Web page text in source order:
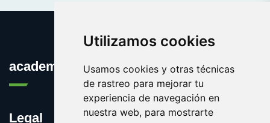
Utilizamos cookies
Usamos cookies y otras técnicas
de rastreo para mejorar tu
experiencia de navegación en
nuestra web, para mostrarte
academiademodelos.com
Legal